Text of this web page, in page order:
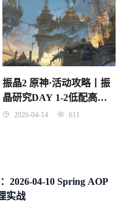
振晶2 原神·活动攻略丨振
晶研究DAY 1-2低配高分
详解2026-04-14 611
2026-04-10 Spring AOP
实战